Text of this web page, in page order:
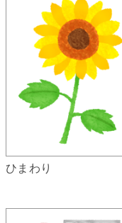
ひまわり